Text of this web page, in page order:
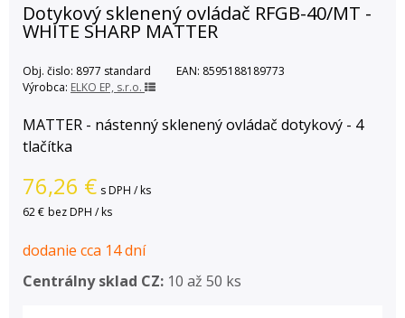
Dotykový sklenený ovládač RFGB-40/MT -
WHITE SHARP MATTER
Obj. čislo: 8977 standard EAN: 8595188189773
Výrobca: ELKO EP, s.r.o.
MATTER - nástenný sklenený ovládač dotykový - 4
tlačítka
76,26 € s DPH / ks
62 € bez DPH / ks
dodanie cca 14 dní
Centrálny sklad CZ: 10 až 50 ks